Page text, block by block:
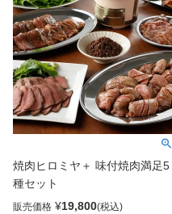
によって守り続けられ、「神戸
ビーフ」と呼ばれるようになり
ました。今日そのおいしさは海
外セレブや著名人にも持てはや
され、しばしば海外メディアに
も取り上げられています。そん
な神戸牛を贅沢にステーキにし
てお召し上がり頂けます。サー
ロインの部位はきめ細かい霜降
りが特徴で、脂肪が適度にあ
り、ジューシーで脂の甘みがし
っかり感じられる風味豊かな部
焼肉ヒロミヤ＋ 味付焼肉満足5
種セット
販売価格 ¥19,800